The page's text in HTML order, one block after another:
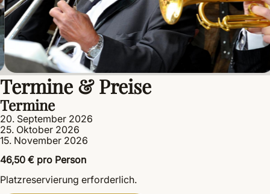
Termine & Preise
Termine
20. September 2026
25. Oktober 2026
15. November 2026
46,50 € pro Person
Platzreservierung erforderlich.